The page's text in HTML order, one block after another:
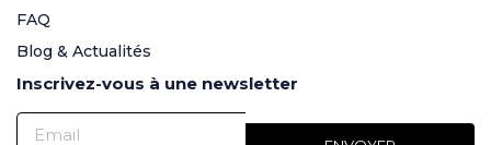
FAQ
Blog & Actualités
Inscrivez-vous à une newsletter